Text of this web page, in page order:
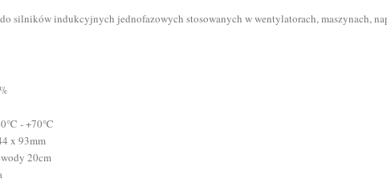
Cena nie zawiera ewentualnych kosztów
silników indukcyjnych jednofazowych stosowanych w wentylatorach, maszynach,
- +70℃
x 93mm
20cm